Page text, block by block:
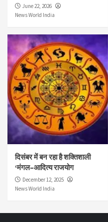
June 22, 2026
News World India
दिसंबर में बन रहा है शक्तिशाली
‘मंगल–आदित्य राजयोग
December 12, 2025
News World India